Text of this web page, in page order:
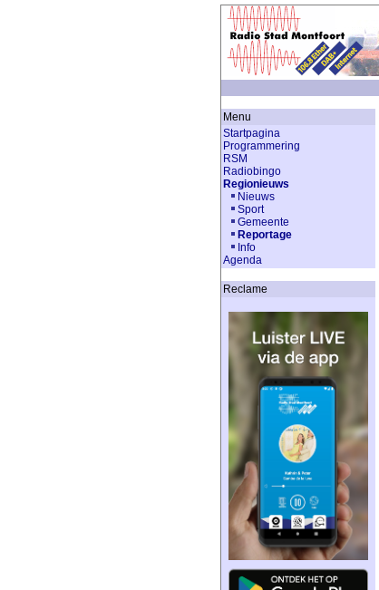
Menu
Startpagina
Programmering
RSM
Radiobingo
Regionieuws
Nieuws
Sport
Gemeente
Reportage
Info
Agenda
Reclame